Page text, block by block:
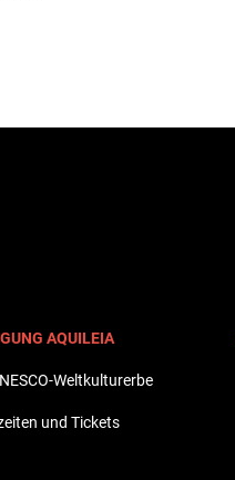
AQUILEIA
Weltkulturerbe
und Tickets